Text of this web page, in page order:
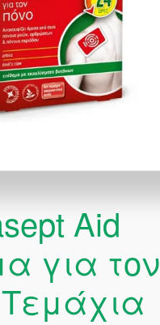
Aid
για τον